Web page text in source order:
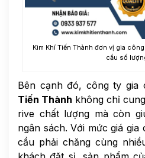
Kim Khí Tiến Thành đơn vị gia
cầu số
Bên cạnh đó, công ty gia
Tiến Thành không chỉ
rive chất lượng mà còn
ngân sách. Với mức giá gia
cầu phải chăng cùng